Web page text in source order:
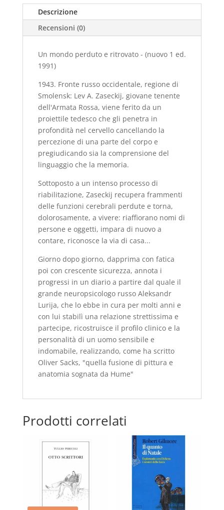
1
1991)
Descrizione
Recensioni (0)
Un mondo perduto e ritrovato - (nuovo 1 ed.
1991)
1943. Fronte russo occidentale, regione di
Smolensk: Lev A. Zaseckij, giovane tenente
dell'Armata Rossa, viene ferito da un
proiettile tedesco che gli penetra in
profondità nel cervello cancellando la
percezione di una parte del corpo e
pregiudicando sia la comprensione del
linguaggio che la memoria.
Sottoposto a un intenso processo di
riabilitazione, Zaseckij recupera frammenti
delle funzioni cerebrali perdute e torna,
dolorosamente, a vivere: riaffiorano nomi di
persone e oggetti, impara di nuovo a
contare, riconosce la via di casa...
Giorno dopo giorno, dapprima con fatica
poi con crescente sicurezza, annota i
progressi in un diario a partire dal quale il
grande neuropsicologo russo Aleksandr
Lurija, che lo ebbe in cura per molti anni e
con lui stabilì una relazione strettissima e
partecipe, ricostruisce il profilo clinico e la
personalità di un uomo sensibile e
indomabile, realizzando, come ha scritto
Oliver Sacks, "quella fusione di pittura e
anatomia sognata da Hume"
Prodotti correlati